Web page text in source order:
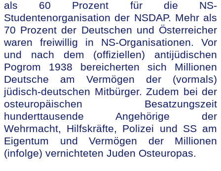
als 60 Prozent für die NS-
Studentenorganisation der NSDAP. Mehr als
70 Prozent der Deutschen und Österreicher
waren freiwillig in NS-Organisationen. Vor
und nach dem (offiziellen) antijüdischen
Pogrom 1938 bereicherten sich Millionen
Deutsche am Vermögen der (vormals)
jüdisch-deutschen Mitbürger. Zudem bei der
osteuropäischen Besatzungszeit
hunderttausende Angehörige der
Wehrmacht, Hilfskräfte, Polizei und SS am
Eigentum und Vermögen der Millionen
(infolge) vernichteten Juden Osteuropas.